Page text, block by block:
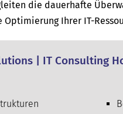
die dauerhafte
Ihrer IT-
| IT Consulting